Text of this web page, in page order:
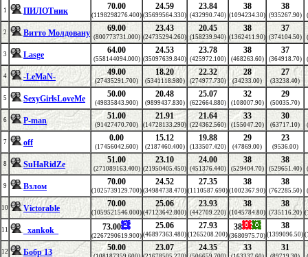
1 ПИЛОТник 70.00
(1198298276.400)
24.59
(35699564.330)
23.84
(432990.740)
38
(1094234.30)
38
(935267.90)
2 Витто Молдовану 69.00
(800773731.000)
23.43
(24735294.260)
20.45
(158239.940)
38
(1362411.90)
37
(374104.50)
3 Lasge 64.00
(558144094.000)
24.53
(35097639.840)
23.78
(425972.100)
38
(468263.60)
37
(364918.70)
4 -LeMaN- 49.00
(27435291.700)
18.20
(5341118.980)
22.32
(274977.730)
28
(34233.00)
27
(33238.40)
5 SexyGirlsLoveMe 50.00
(49835843.900)
20.48
(9899437.830)
25.07
(622664.880)
32
(108007.90)
29
(50035.70)
6 P-man 51.00
(91427470.700)
21.91
(14728133.290)
21.64
(224362.560)
33
(155047.20)
30
(63717.10)
7 off 0.00
(17456042.600)
15.12
(2187460.400)
19.88
(133507.420)
29
(47869.00)
23
(9536.00)
8 SuHaRidZe 51.00
(271089163.400)
23.10
(21950405.450)
24.00
(451376.440)
38
(529404.70)
38
(529651.40)
9 Взлом 70.00
(1025739129.700)
24.52
(34984738.470)
27.35
(1110587.690)
38
(1002367.90)
38
(762285.50)
10 Victorable 70.00
(1059521546.000)
25.06
(47123642.800)
23.93
(442709.220)
38
(1045784.80)
38
(735116.20)
11 _xankok_ 73.00
(2267290619.900)
25.06
(46897363.480)
27.93
(1265208.200)
38
(3680975.70)
38
(1399096.50)
12 Бобр 13 50.00 23.07 24.35 33 31